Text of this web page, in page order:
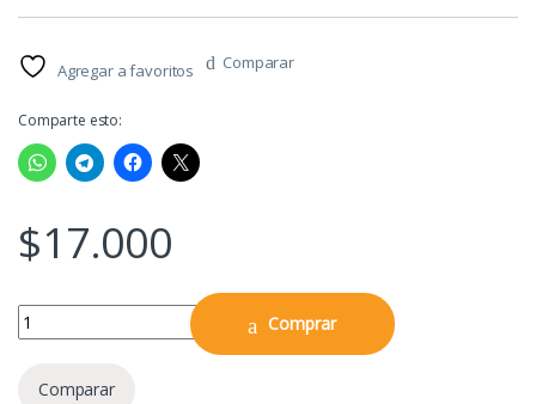
Agregar a favoritos Comparar
Comparte esto:
$17.000
Pop! Rocks Queen - Freddy Mercury (Radio GaGa 1985) quantity
Comprar
Comparar